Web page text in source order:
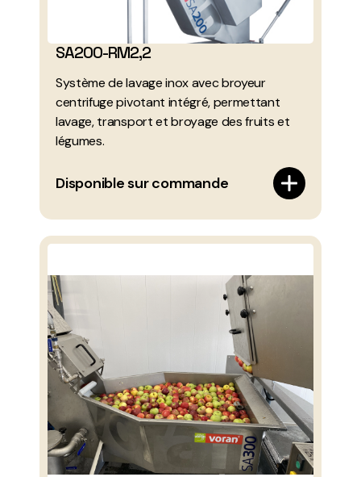
SA200-RM2,2
Système de lavage inox avec broyeur
centrifuge pivotant intégré, permettant
lavage, transport et broyage des fruits et
légumes.
Disponible sur commande